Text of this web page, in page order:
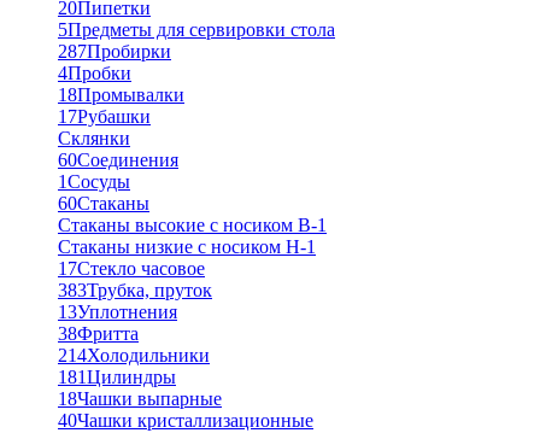
20Пипетки
5Предметы для сервировки стола
287Пробирки
4Пробки
18Промывалки
17Рубашки
Склянки
60Соединения
1Сосуды
60Стаканы
Стаканы высокие с носиком В-1
Стаканы низкие с носиком Н-1
17Стекло часовое
383Трубка, пруток
13Уплотнения
38Фритта
214Холодильники
181Цилиндры
18Чашки выпарные
40Чашки кристаллизационные